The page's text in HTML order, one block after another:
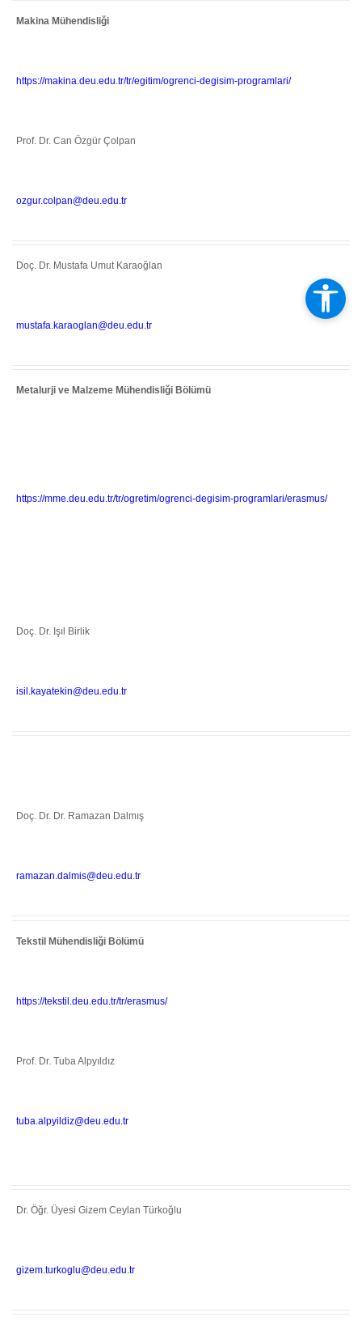
Makina Mühendisliği
https://makina.deu.edu.tr/tr/egitim/ogrenci-degisim-programlari/
Prof. Dr. Can Özgür Çolpan
ozgur.colpan@deu.edu.tr
Doç. Dr. Mustafa Umut Karaoğlan
mustafa.karaoglan@deu.edu.tr
Metalurji ve Malzeme Mühendisliği Bölümü
https://mme.deu.edu.tr/tr/ogretim/ogrenci-degisim-programlari/erasmus/
Doç. Dr. Işıl Birlik
isil.kayatekin@deu.edu.tr
Doç. Dr. Dr. Ramazan Dalmış
ramazan.dalmis@deu.edu.tr
Tekstil Mühendisliği Bölümü
https://tekstil.deu.edu.tr/tr/erasmus/
Prof. Dr. Tuba Alpyıldız
tuba.alpyildiz@deu.edu.tr
Dr. Öğr. Üyesi Gizem Ceylan Türkoğlu
gizem.turkoglu@deu.edu.tr